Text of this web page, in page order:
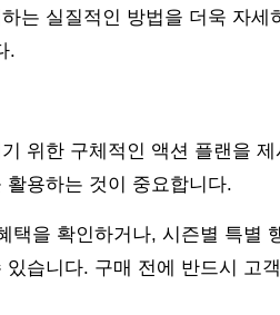
는 실질적인 방법을 더욱 자세
.
위한 구체적인 액션 플랜을
용하는 것이 중요합니다.
을 확인하거나, 시즌별 특별
습니다. 구매 전에 반드시 고